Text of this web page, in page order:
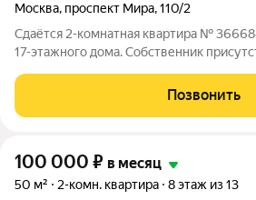
Москва, проспект Мира,110/2
Сдаётся 2-комнатная квартира №
17-этажного дома. Собственник
включены в стоимость. По условиям
детьми, можно с питомцами. Из
Позвонить
100 000 ₽ в месяц
50 м² 2-комн. квартира 8 этаж из 13